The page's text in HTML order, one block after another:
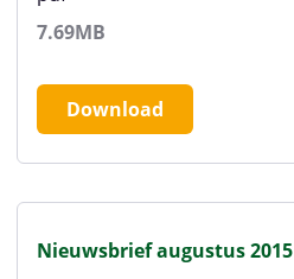
7.69MB
Download
Nieuwsbrief augustus 2015